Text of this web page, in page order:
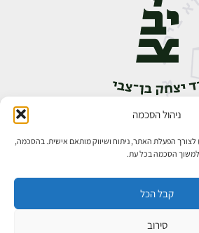
ניהול הסכמה
אנו משתמשים בעוגיות (Cookies) לצורך הפעלת האתר, ניתוח ושיווק מותאם אישית. בהסכמה,
למשוך הסכמה בכל עת.
קבל הכל
סירוב
ירושלים